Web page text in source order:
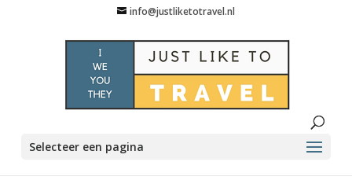
info@justliketotravel.nl
Selecteer een pagina